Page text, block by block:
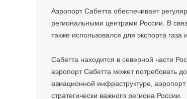
Аэропорт Сабетта обеспечивает
региональными центрами России. В
также использовался для экспорта газа
Сабетта находится в северной части
аэропорт Сабетта может потребовать
авиационной инфраструктуре,
стратегически важного региона России.